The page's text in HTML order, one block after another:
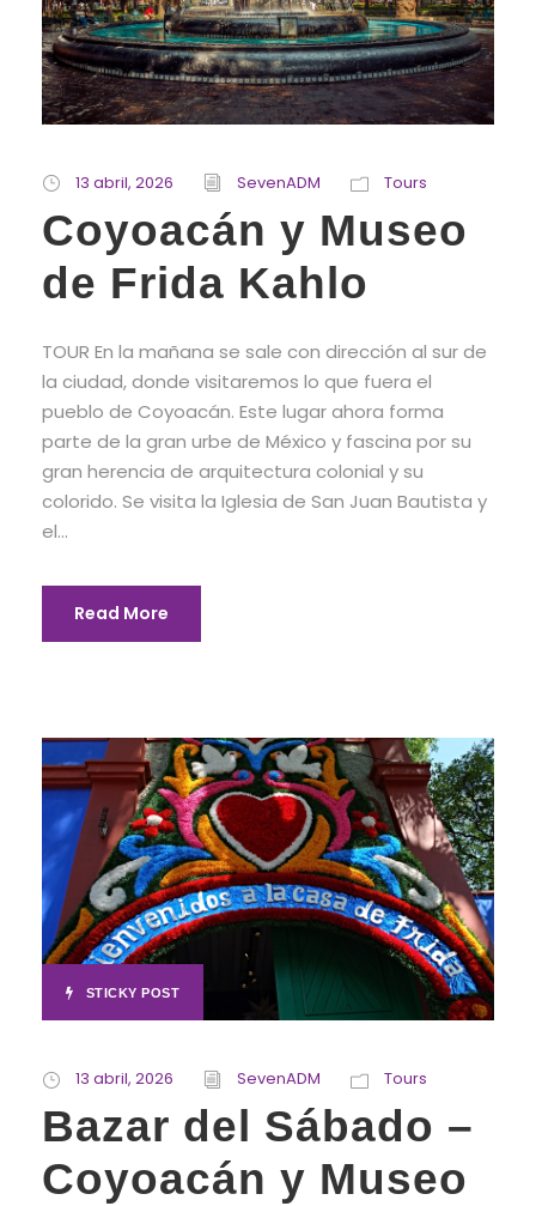
13 abril, 2026 SevenADM Tours
Coyoacán y Museo
de Frida Kahlo
TOUR En la mañana se sale con dirección al sur de
la ciudad, donde visitaremos lo que fuera el
pueblo de Coyoacán. Este lugar ahora forma
parte de la gran urbe de México y fascina por su
gran herencia de arquitectura colonial y su
colorido. Se visita la Iglesia de San Juan Bautista y
el...
Read More
STICKY POST
13 abril, 2026 SevenADM Tours
Bazar del Sábado –
Coyoacán y Museo